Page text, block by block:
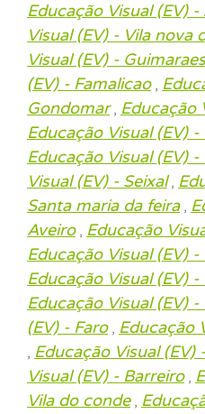
Educação Visual (EV)
Visual (EV) - Vila nova
Visual (EV) - Guimaraes
(EV) - Famalicao,
Gondomar, Educação
Educação Visual (EV)
Educação Visual (EV) -
Visual (EV) - Seixal,
Santa maria da feira,
Aveiro, Educação
Educação Visual (EV)
Educação Visual (EV)
Educação Visual (EV) -
(EV) - Faro, Educação
, Educação Visual (EV)
Visual (EV) - Barreiro,
Vila do conde,